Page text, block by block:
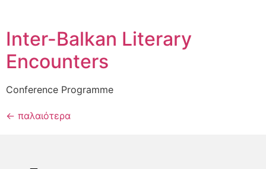
Inter-Balkan Literary
Encounters
Conference Programme
← παλαιότερα